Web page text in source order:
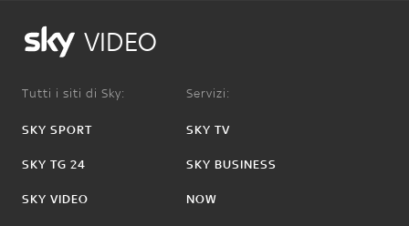
VIDEO
Tutti i siti di Sky:
SKY SPORT
SKY TG 24
SKY VIDEO
Servizi:
SKY TV
SKY BUSINESS
NOW